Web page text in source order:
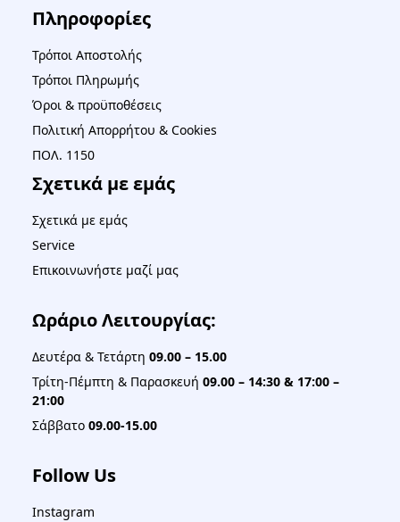
Πληροφορίες
Τρόποι Αποστολής
Τρόποι Πληρωμής
Όροι & προϋποθέσεις
Πολιτική Απορρήτου & Cookies
ΠΟΛ. 1150
Σχετικά με εμάς
Σχετικά με εμάς
Service
Επικοινωνήστε μαζί μας
Ωράριο Λειτουργίας:
Δευτέρα & Τετάρτη 09.00 – 15.00
Τρίτη-Πέμπτη & Παρασκευή 09.00 – 14:30 & 17:00 –
21:00
Σάββατο 09.00-15.00
Follow Us
Instagram